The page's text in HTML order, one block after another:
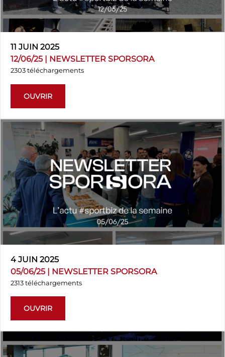
11 JUIN 2025
12/06/25 | NEWSLETTER SPORSORA
2303 téléchargements
OUVRIR
4 JUIN 2025
05/06/25 | NEWSLETTER SPORSORA
2313 téléchargements
OUVRIR